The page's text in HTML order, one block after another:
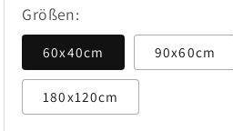
Größen:
60x40cm 90x60cm
180x120cm